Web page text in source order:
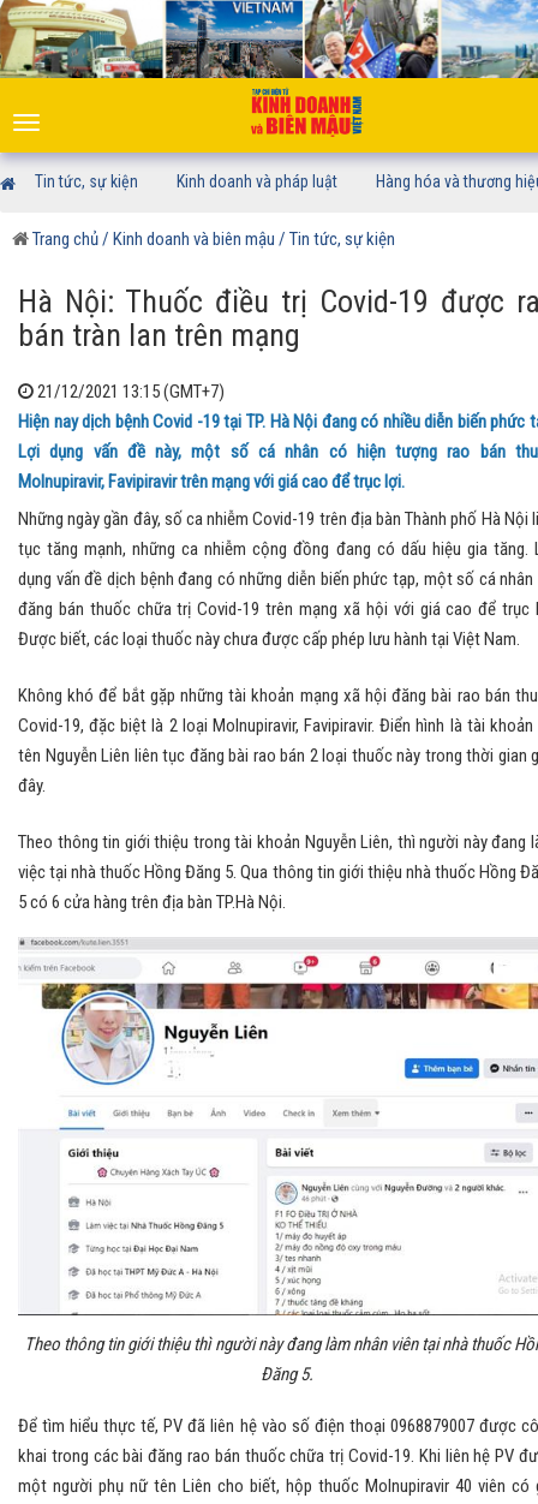
Toggle
navigation
Tin tức, sự kiện Kinh doanh và pháp luật Hàng hóa và thương
Trang chủ/ Kinh doanh và biên mậu / Tin tức, sự kiện
Hà Nội: Thuốc điều trị Covid-19 được
bán tràn lan trên mạng
21/12/2021 13:15 (GMT+7)
Hiện nay dịch bệnh Covid -19 tại TP. Hà Nội đang có nhiều diễn biến phức
Lợi dụng vấn đề này, một số cá nhân có hiện tượng rao bán
Molnupiravir, Favipiravir trên mạng với giá cao để trục lợi.
Những ngày gần đây, số ca nhiễm Covid-19 trên địa bàn Thành phố Hà Nội
tục tăng mạnh, những ca nhiễm cộng đồng đang có dấu hiệu gia tăng.
dụng vấn đề dịch bệnh đang có những diễn biến phức tạp, một số cá nhân
đăng bán thuốc chữa trị Covid-19 trên mạng xã hội với giá cao để trục
Được biết, các loại thuốc này chưa được cấp phép lưu hành tại Việt Nam.
Không khó để bắt gặp những tài khoản mạng xã hội đăng bài rao bán
Covid-19, đặc biệt là 2 loại Molnupiravir, Favipiravir. Điển hình là tài
tên Nguyễn Liên liên tục đăng bài rao bán 2 loại thuốc này trong thời gian
đây.
Theo thông tin giới thiệu trong tài khoản Nguyễn Liên, thì người này đang
việc tại nhà thuốc Hồng Đăng 5. Qua thông tin giới thiệu nhà thuốc Hồng
5 có 6 cửa hàng trên địa bàn TP.Hà Nội.
Theo thông tin giới thiệu thì người này đang làm nhân viên tại nhà thuốc
Đăng 5.
Để tìm hiểu thực tế, PV đã liên hệ vào số điện thoại 0968879007 được
khai trong các bài đăng rao bán thuốc chữa trị Covid-19. Khi liên hệ PV
một người phụ nữ tên Liên cho biết, hộp thuốc Molnupiravir 40 viên có